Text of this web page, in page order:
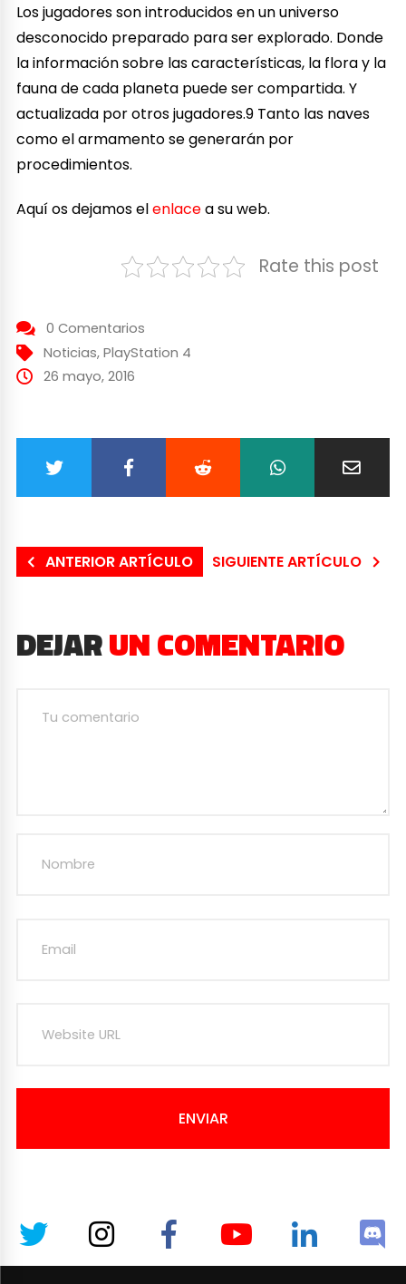
Los jugadores son introducidos en un universo
desconocido preparado para ser explorado. Donde
la información sobre las características, la flora y la
fauna de cada planeta puede ser compartida. Y
actualizada por otros jugadores.9​ Tanto las naves
como el armamento se generarán por
procedimientos.
Aquí os dejamos elenlacea su web.
Rate this post
0 Comentarios
Noticias, PlayStation 4
26 mayo, 2016
ANTERIOR ARTÍCULO SIGUIENTE ARTÍCULO
DEJARUN COMENTARIO
ENVIAR